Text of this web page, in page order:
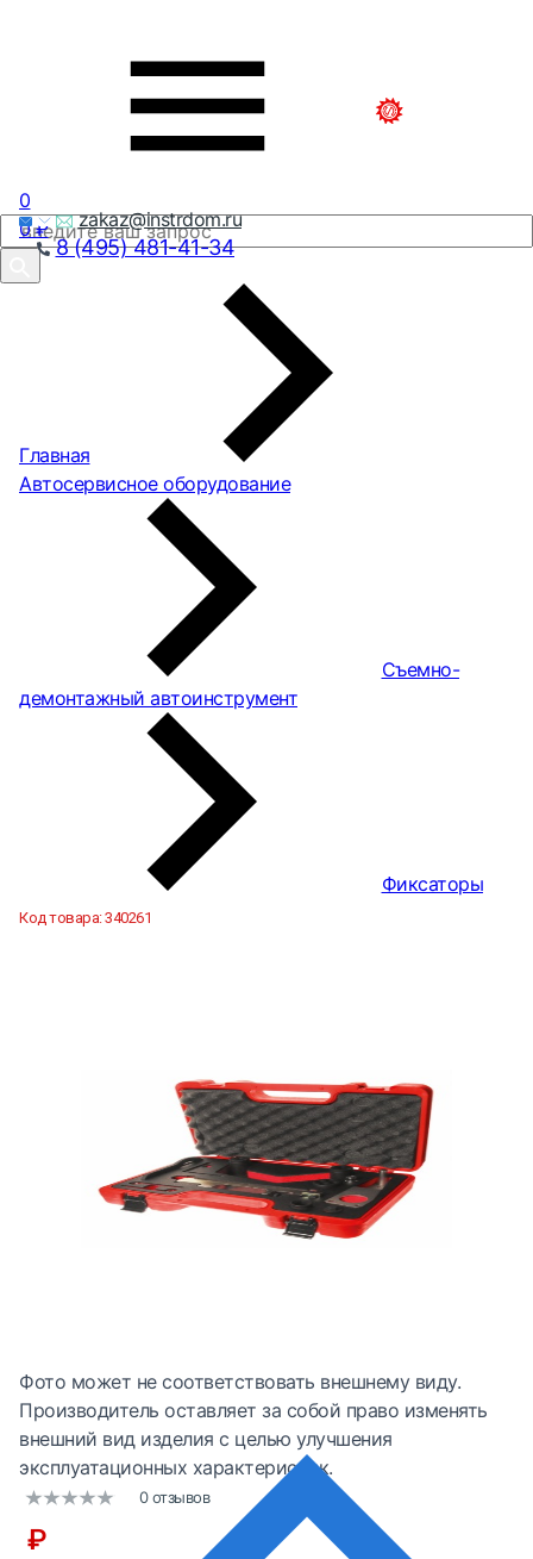
zakaz@instrdom.ru
8 (495) 481-41-34
0
0₽
Главная
Автосервисное оборудование
Съемно-
демонтажный автоинструмент
Фиксаторы
Код товара:340261
Фото может не соответствовать внешнему виду.
Производитель оставляет за собой право изменять
внешний вид изделия с целью улучшения
эксплуатационных характеристик.
0 отзывов
₽